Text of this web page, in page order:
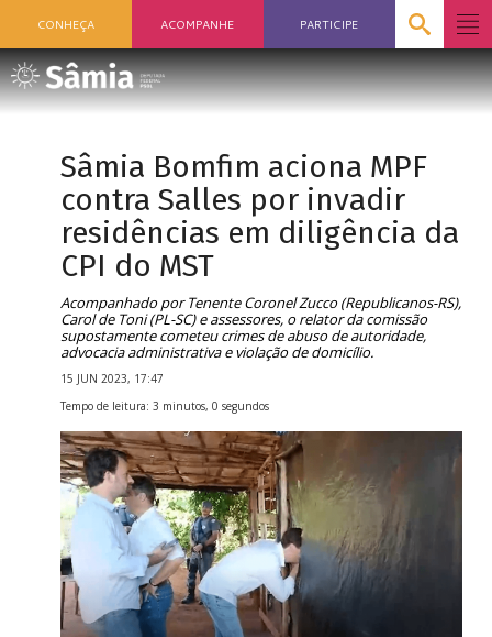
CONHEÇA ACOMPANHE PARTICIPE
Sâmia Bomfim aciona MPF
contra Salles por invadir
residências em diligência da
CPI do MST
Acompanhado por Tenente Coronel Zucco (Republicanos-RS),
Carol de Toni (PL-SC) e assessores, o relator da comissão
supostamente cometeu crimes de abuso de autoridade,
advocacia administrativa e violação de domicílio.
15 JUN 2023, 17:47
Tempo de leitura: 3 minutos, 0 segundos